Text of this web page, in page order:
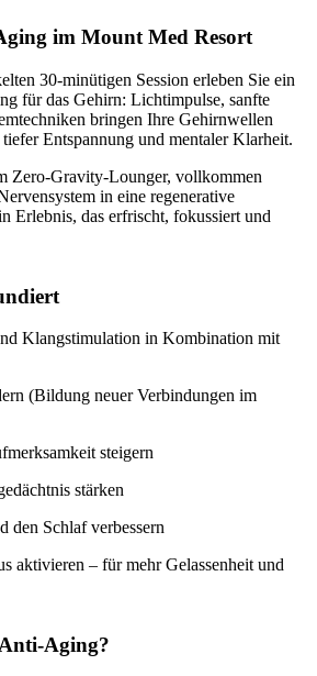
im Mount Med Resort
30-minütigen Session erleben Sie ein
für das Gehirn: Lichtimpulse, sanfte
bringen Ihre Gehirnwellen
Entspannung und mentaler Klarheit.
Zero-Gravity-Lounger, vollkommen
in eine regenerative
Erlebnis, das erfrischt, fokussiert und
Klangstimulation in Kombination mit
(Bildung neuer Verbindungen im
steigern
stärken
den Schlaf verbessern
aktivieren – für mehr Gelassenheit und
Aging?